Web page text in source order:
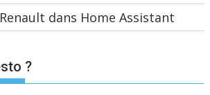
dans Home Assistant
?